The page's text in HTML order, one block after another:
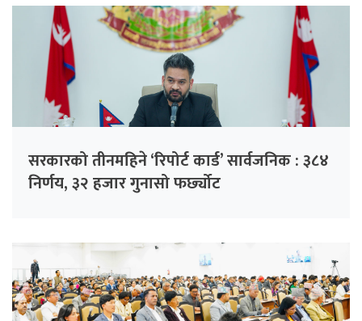
सरकारको तीनमहिने ‘रिपोर्ट कार्ड’ सार्वजनिक : ३८४
निर्णय, ३२ हजार गुनासो फर्छ्योट